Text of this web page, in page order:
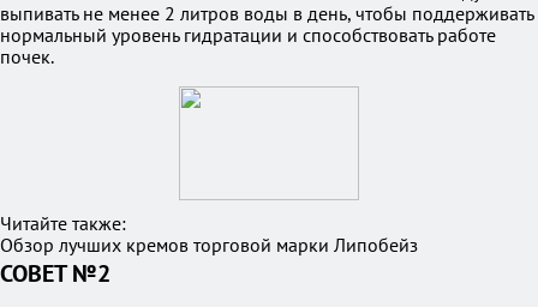
выпивать не менее 2 литров воды в день, чтобы поддерживать
нормальный уровень гидратации и способствовать работе
почек.
Читайте также:
Обзор лучших кремов торговой марки Липобейз
СОВЕТ №2